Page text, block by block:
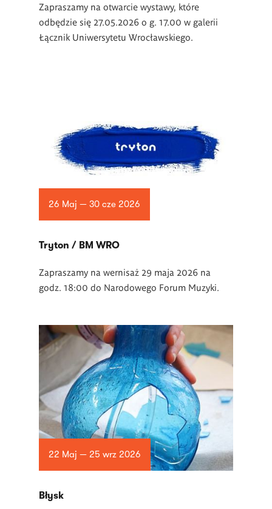
Zapraszamy na otwarcie wystawy, które
odbędzie się 27.05.2026 o g. 17.00 w galerii
Łącznik Uniwersytetu Wrocławskiego.
26 Maj — 30 cze 2026
Tryton / BM WRO
Zapraszamy na wernisaż 29 maja 2026 na
godz. 18:00 do Narodowego Forum Muzyki.
22 Maj — 25 wrz 2026
Błysk